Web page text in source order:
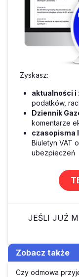
Zyskasz:
aktualności i
podatków,
Dziennik
komentarze
czasopisma
Biuletyn VAT
ubezpieczeń
JEŚLI JUŻ
Zobacz także
Czy odmowa